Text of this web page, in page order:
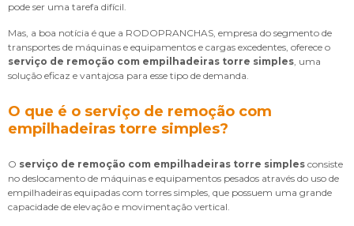
pode ser uma tarefa difícil.
Mas, a boa notícia é que a RODOPRANCHAS, empresa do segmento de
transportes de máquinas e equipamentos e cargas excedentes, oferece o
serviço de remoção com empilhadeiras torre simples, uma
solução eficaz e vantajosa para esse tipo de demanda.
O que é o serviço de remoção com
empilhadeiras torre simples?
O serviço de remoção com empilhadeiras torre simples consiste
no deslocamento de máquinas e equipamentos pesados através do uso de
empilhadeiras equipadas com torres simples, que possuem uma grande
capacidade de elevação e movimentação vertical.